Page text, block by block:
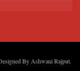
By Ashwani Rajput.